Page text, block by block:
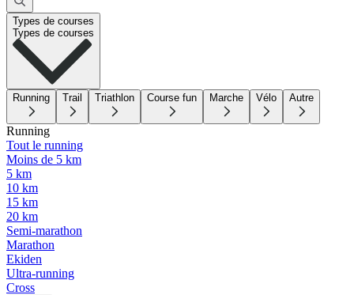
Types de courses
Types de courses
Running Trail Triathlon Course fun Marche Vélo Autre
Running
Tout le running
Moins de 5 km
5 km
10 km
15 km
20 km
Semi-marathon
Marathon
Ekiden
Ultra-running
Cross